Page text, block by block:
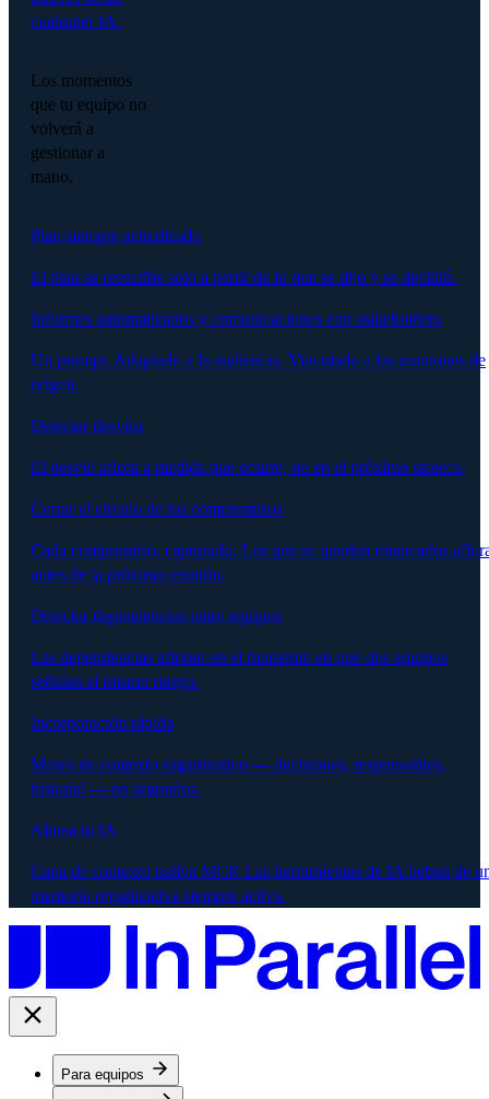
cualquier IA.
Los momentos
que tu equipo no
volverá a
gestionar a
mano.
Plan siempre actualizado
El plan se reescribe solo a partir de lo que se dijo y se decidió.
Informes automatizados y comunicaciones con stakeholders
Un prompt. Adaptado a la audiencia. Vinculado a las reuniones de
origen.
Detectar desvíos
El desvío aflora a medida que ocurre, no en el próximo steerco.
Cerrar el círculo de los compromisos
Cada compromiso, capturado. Los que se quedan estancados
antes de la próxima reunión.
Detectar dependencias entre equipos
Las dependencias afloran en el momento en que dos equipos
señalan el mismo riesgo.
Incorporación rápida
Meses de contexto organizativo — decisiones, responsables,
historial — en segundos.
Alinea tu IA
Capa de contexto nativa MCP. Las herramientas de IA beben de
memoria organizativa siempre activa.
Para equipos